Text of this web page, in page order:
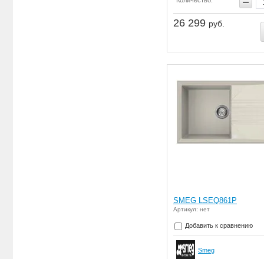
26 299 руб.
SMEG LSEQ861P
Артикул: нет
Добавить к сравнению
Smeg